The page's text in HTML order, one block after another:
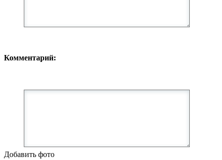
Комментарий:
Добавить фото